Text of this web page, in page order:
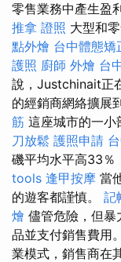
零售業務中產生盈
推拿 證照 大型和
點外燴 台中體態矯
護照 廚師 外燴 台
說，Justchinait正
的經銷商網絡擴展
筋 這座城市的一小
刀放鬆 護照申請
磯平均水平高33％
tools 逢甲按摩 當
的遊客都謹慎。 記
燴 儘管危險，但暴
品並支付銷售費用。
業模式，銷售商在